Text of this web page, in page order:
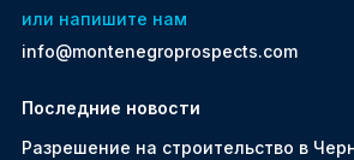
или напишите нам
info@montenegroprospects.com
Последние новости
Разрешение на строительство в